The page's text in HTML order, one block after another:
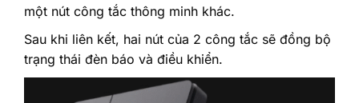
một nút công tắc thông minh khác.
Sau khi liên kết, hai nút của 2 công tắc sẽ đồng bộ
trạng thái đèn báo và điều khiển.